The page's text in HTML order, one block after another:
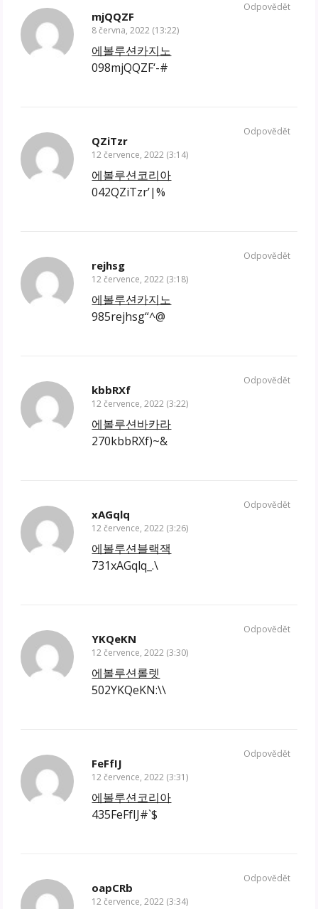
mjQQZF
8 června, 2022 (13:22)
에볼루션카지노
098mjQQZF‘-#
Odpovědět
QZiTzr
12 července, 2022 (3:14)
에볼루션코리아
042QZiTzr’|%
Odpovědět
rejhsg
12 července, 2022 (3:18)
에볼루션카지노
985rejhsg“^@
Odpovědět
kbbRXf
12 července, 2022 (3:22)
에볼루션바카라
270kbbRXf)~&
Odpovědět
xAGqlq
12 července, 2022 (3:26)
에볼루션블랙잭
731xAGqlq_.\
Odpovědět
YKQeKN
12 července, 2022 (3:30)
에볼루션롤렛
502YKQeKN:\\
Odpovědět
FeFfIJ
12 července, 2022 (3:31)
에볼루션코리아
435FeFfIJ#`$
Odpovědět
oapCRb
12 července, 2022 (3:34)
Odpovědět